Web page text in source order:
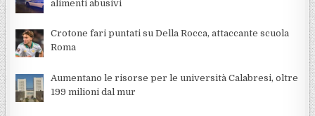
alimenti abusivi
Crotone fari puntati su Della Rocca, attaccante scuola
Roma
Aumentano le risorse per le università Calabresi, oltre
199 milioni dal mur